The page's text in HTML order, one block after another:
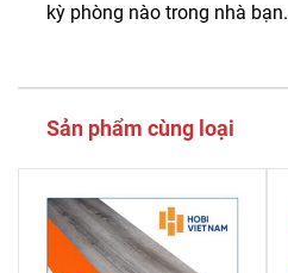
kỳ phòng nào trong nhà bạn.
Sản phẩm cùng loại